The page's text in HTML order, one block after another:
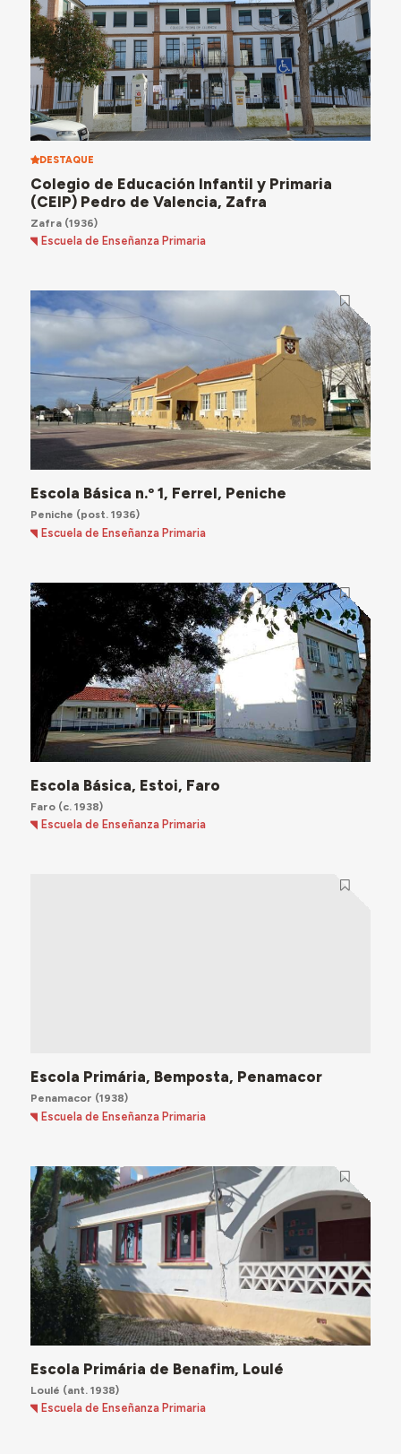
DESTAQUE
Colegio de Educación Infantil y Primaria
(CEIP) Pedro de Valencia, Zafra
Zafra(1936)
Escuela de Enseñanza Primaria
Escola Básica n.º 1, Ferrel, Peniche
Peniche (post. 1936)
Escuela de Enseñanza Primaria
Escola Básica, Estoi, Faro
Faro(c. 1938)
Escuela de Enseñanza Primaria
Escola Primária, Bemposta, Penamacor
Penamacor (1938)
Escuela de Enseñanza Primaria
Escola Primária de Benafim, Loulé
Loulé (ant. 1938)
Escuela de Enseñanza Primaria